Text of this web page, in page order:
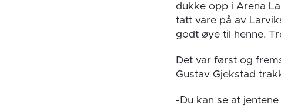
dukke opp i Arena
tatt vare på av
godt øye til henne.
Det var først og
Gustav Gjekstad
-Du kan se at